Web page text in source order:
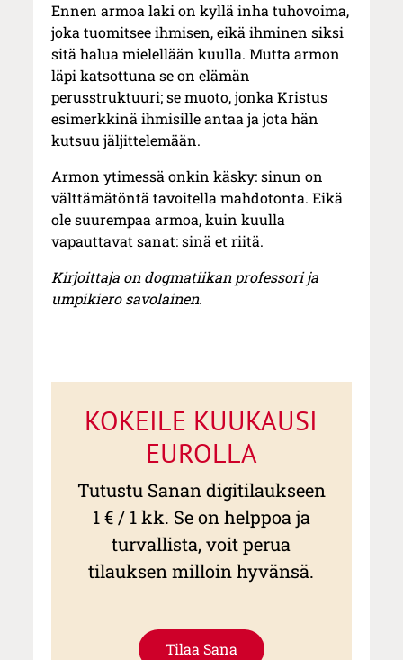
Ennen armoa laki on kyllä inha tuhovoima,
joka tuomitsee ihmisen, eikä ihminen siksi
sitä halua mielellään kuulla. Mutta armon
läpi katsottuna se on elämän
perusstruktuuri; se muoto, jonka Kristus
esimerkkinä ihmisille antaa ja jota hän
kutsuu jäljittelemään.
Armon ytimessä onkin käsky: sinun on
välttämätöntä tavoitella mahdotonta. Eikä
ole suurempaa armoa, kuin kuulla
vapauttavat sanat: sinä et riitä.
Kirjoittaja on dogmatiikan professori ja
umpikiero savolainen.
KOKEILE KUUKAUSI
EUROLLA
Tutustu Sanan digitilaukseen
1 € / 1 kk. Se on helppoa ja
turvallista, voit perua
tilauksen milloin hyvänsä.
Tilaa Sana